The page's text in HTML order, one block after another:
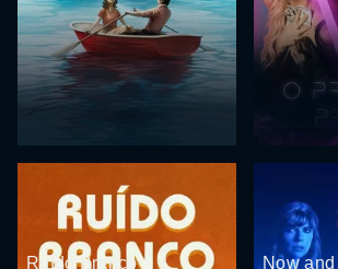
Ruído Branco
Now and